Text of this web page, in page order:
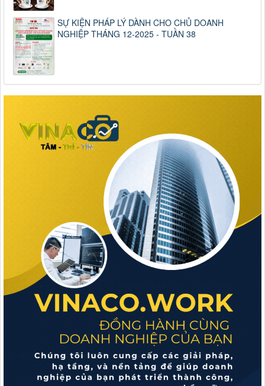
SỰ KIỆN PHÁP LÝ DÀNH CHO CHỦ DOANH
NGHIỆP THÁNG 12-2025 - TUẦN 38